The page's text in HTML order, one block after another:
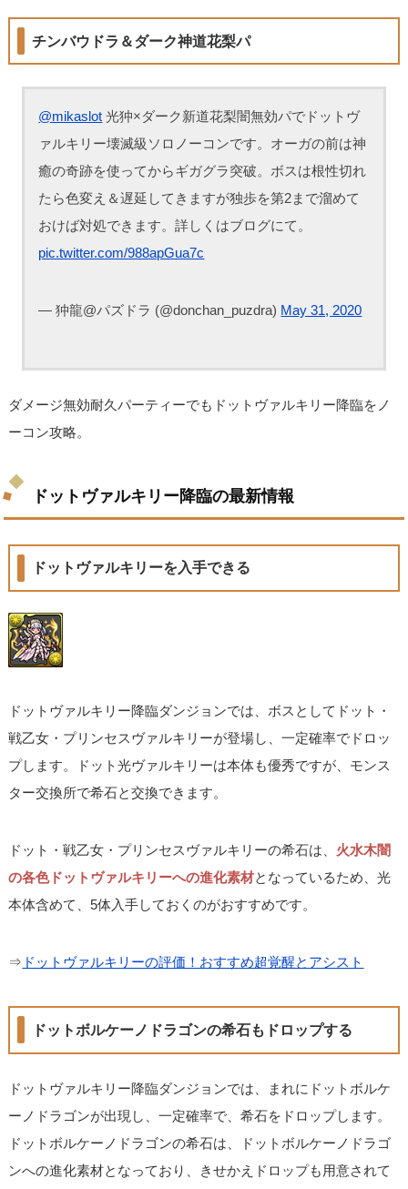
チンバウドラ＆ダーク神道花梨パ
@mikaslot 光狆×ダーク新道花梨闇無効パでドットヴ
ァルキリー壊滅級ソロノーコンです。オーガの前は神
癒の奇跡を使ってからギガグラ突破。ボスは根性切れ
たら色変え＆遅延してきますが独歩を第2まで溜めて
おけば対処できます。詳しくはブログにて。
pic.twitter.com/988apGua7c
— 狆龍@パズドラ (@donchan_puzdra) May 31, 2020
ダメージ無効耐久パーティーでもドットヴァルキリー降臨をノ
ーコン攻略。
ドットヴァルキリー降臨の最新情報
ドットヴァルキリーを入手できる
ドットヴァルキリー降臨ダンジョンでは、ボスとしてドット・
戦乙女・プリンセスヴァルキリーが登場し、一定確率でドロッ
プします。ドット光ヴァルキリーは本体も優秀ですが、モンス
ター交換所で希石と交換できます。
ドット・戦乙女・プリンセスヴァルキリーの希石は、 火水木闇
の各色ドットヴァルキリーへの進化素材となっているため、光
本体含めて、5体入手しておくのがおすすめです。
⇒ ドットヴァルキリーの評価！おすすめ超覚醒とアシスト
ドットボルケーノドラゴンの希石もドロップする
ドットヴァルキリー降臨ダンジョンでは、まれにドットボルケ
ーノドラゴンが出現し、一定確率で、希石をドロップします。
ドットボルケーノドラゴンの希石は、ドットボルケーノドラゴ
ンへの進化素材となっており、きせかえドロップも用意されて